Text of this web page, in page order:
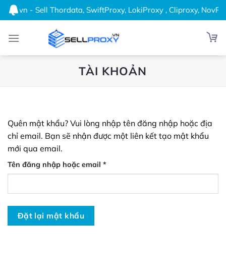
Bỏ
qua
dung
- Sell Thordata, SwiftProxy, LokiProxy , Cliproxy,
TÀI KHOẢN
Quên mật khẩu? Vui lòng nhập tên đăng nhập hoặc địa
chỉ email. Bạn sẽ nhận được một liên kết tạo mật khẩu
mới qua email.
Tên đăng nhập hoặc email *
buộc
Đặt lại mật khẩu